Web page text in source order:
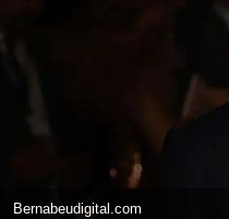
Bernabeudigital.com